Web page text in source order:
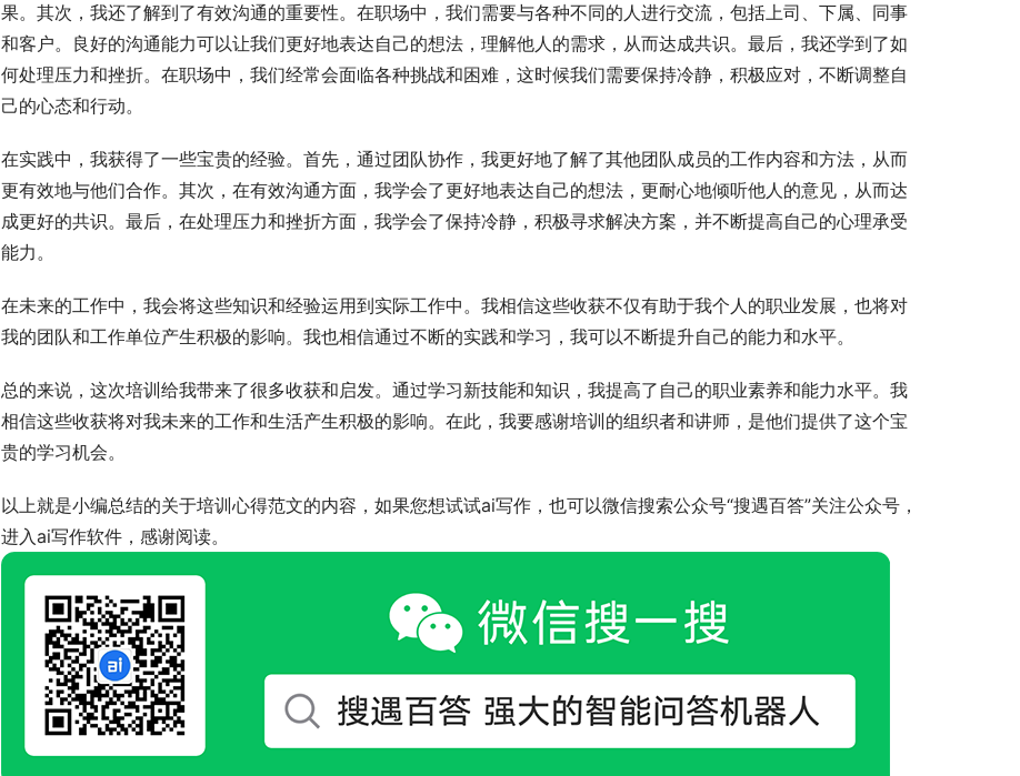
果。其次，我还了解到了有效沟通的重要性。在职场中，我们需要与各种不同的人进行交流，包括上司、下属、同事
和客户。良好的沟通能力可以让我们更好地表达自己的想法，理解他人的需求，从而达成共识。最后，我还学到了如
何处理压力和挫折。在职场中，我们经常会面临各种挑战和困难，这时候我们需要保持冷静，积极应对，不断调整自
己的心态和行动。
在实践中，我获得了一些宝贵的经验。首先，通过团队协作，我更好地了解了其他团队成员的工作内容和方法，从而
更有效地与他们合作。其次，在有效沟通方面，我学会了更好地表达自己的想法，更耐心地倾听他人的意见，从而达
成更好的共识。最后，在处理压力和挫折方面，我学会了保持冷静，积极寻求解决方案，并不断提高自己的心理承受
能力。
在未来的工作中，我会将这些知识和经验运用到实际工作中。我相信这些收获不仅有助于我个人的职业发展，也将对
我的团队和工作单位产生积极的影响。我也相信通过不断的实践和学习，我可以不断提升自己的能力和水平。
总的来说，这次培训给我带来了很多收获和启发。通过学习新技能和知识，我提高了自己的职业素养和能力水平。我
相信这些收获将对我未来的工作和生活产生积极的影响。在此，我要感谢培训的组织者和讲师，是他们提供了这个宝
贵的学习机会。
以上就是小编总结的关于培训心得范文的内容，如果您想试试ai写作，也可以微信搜索公众号“搜遇百答”关注公众号，
进入ai写作软件，感谢阅读。